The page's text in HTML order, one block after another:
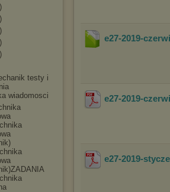
k testy i
wiadomosci
a
a
a
DANIA
a
e27-2019-
e27-2019-
e27-2019-